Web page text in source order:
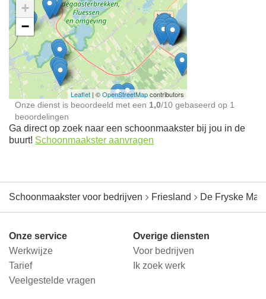
Ontdek meer ervaringen
Schoonmaakster bij
jou in de buurt
+
−
Leaflet | ©OpenStreetMapcontributors
Onze dienst is beoordeeld met een 1,0/10 gebaseerd op 1
beoordelingen
Ga direct op zoek naar een schoonmaakster bij jou in de
buurt! Schoonmaakster aanvragen
Schoonmaakster voor bedrijven Friesland De Fryske
Onze service
Werkwijze
Tarief
Veelgestelde vragen
Overige diensten
Voor bedrijven
Ik zoek werk